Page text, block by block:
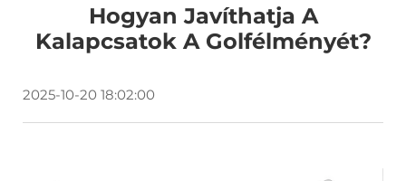
Hogyan Javíthatja A
Kalapcsatok A Golfélményét?
2025-10-20 18:02:00